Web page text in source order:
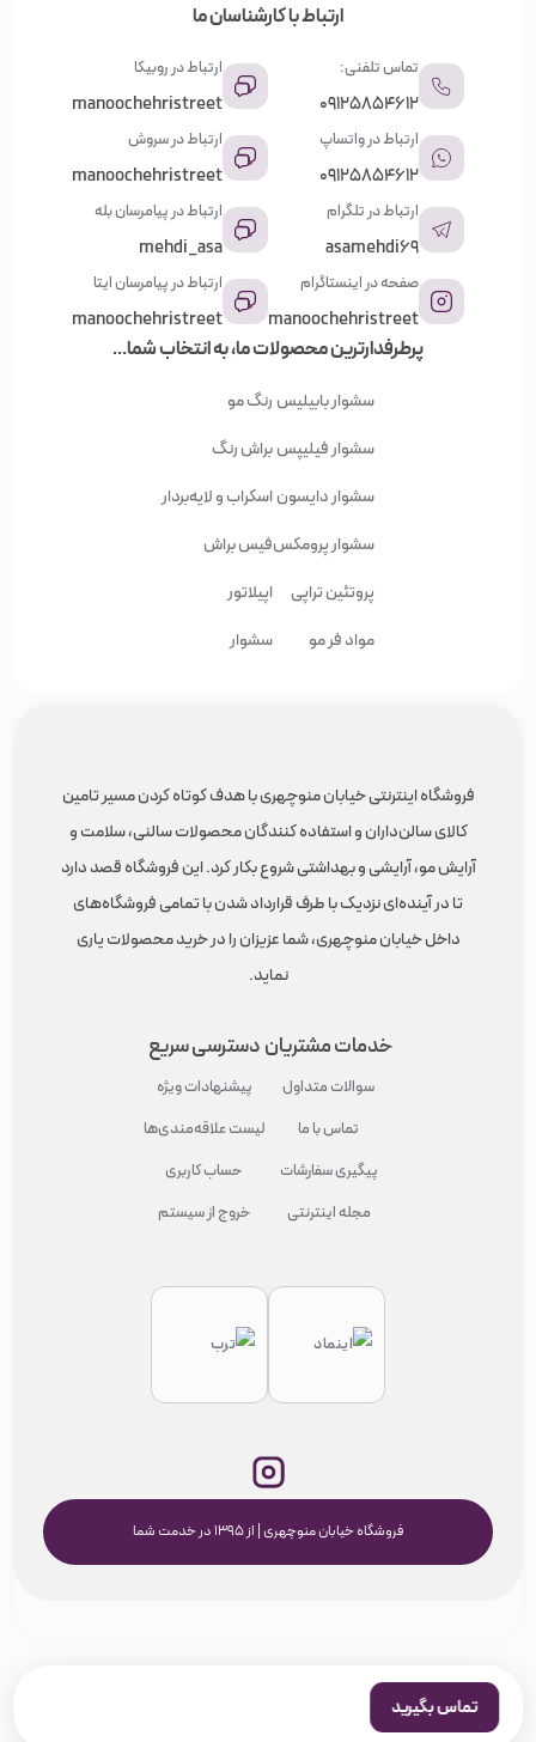
ارتباط با کارشناسان ما
تماس تلفنی:
09125854612
ارتباط در واتساپ
09125854612
ارتباط در تلگرام
asamehdi69
صفحه در اینستاگرام
manoochehristreet
ارتباط در روبیکا
manoochehristreet
ارتباط در سروش
manoochehristreet
ارتباط در پیامرسان بله
mehdi_asa
ارتباط در پیامرسان ایتا
manoochehristreet
پرطرفدارترین محصولات ما، به انتخاب شما...
سشوار بابیلیس
سشوار فیلیپس
سشوار دایسون
سشوار پرومکس
پروتئین تراپی
مواد فر مو
رنگ مو
براش رنگ
اسکراب و لایه‌بردار
فیس براش
اپیلاتور
سشوار
فروشگاه اینترنتی خیابان منوچهری با هدف کوتاه کردن مسیر تامین
کالای سالن‌داران و استفاده کنندگان محصولات سالنی، سلامت و
آرایش مو، آرایشی و بهداشتی شروع بکار کرد. این فروشگاه قصد دارد
تا در آینده‌ای نزدیک با طرف قرارداد شدن با تمامی فروشگاه‌های
داخل خیابان منوچهری، شما عزیزان را در خرید محصولات یاری
نماید.
خدمات مشتریان
سوالات متداول
تماس با ما
پیگیری سفارشات
مجله اینترنتی
دسترسی سریع
پیشنهادات ویژه
لیست علاقه‌مندی‌ها
حساب کاربری
خروج از سیستم
فروشگاه خیابان منوچهری | از ۱۳۹۵ در خدمت شما
تماس بگیرید